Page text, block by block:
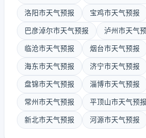
洛阳市天气预报 宝鸡市天气预报
巴彦淖尔市天气预报 泸州市天气
临沧市天气预报 烟台市天气预报
海东市天气预报 济宁市天气预报
盘锦市天气预报 淄博市天气预报
常州市天气预报 平顶山市天气预报
新北市天气预报 河源市天气预报